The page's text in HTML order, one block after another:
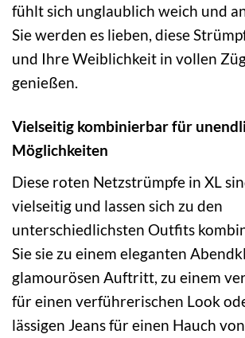
fühlt sich unglaublich weich und
Sie werden es lieben, diese
und Ihre Weiblichkeit in vollen
genießen.
Vielseitig kombinierbar für
Möglichkeiten
Diese roten Netzstrümpfe in XL
vielseitig und lassen sich zu den
unterschiedlichsten Outfits
Sie sie zu einem eleganten
glamourösen Auftritt, zu einem
für einen verführerischen Look
lässigen Jeans für einen Hauch